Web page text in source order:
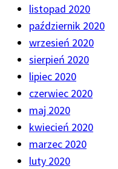
listopad 2020
październik 2020
wrzesień 2020
sierpień 2020
lipiec 2020
czerwiec 2020
maj 2020
kwiecień 2020
marzec 2020
luty 2020